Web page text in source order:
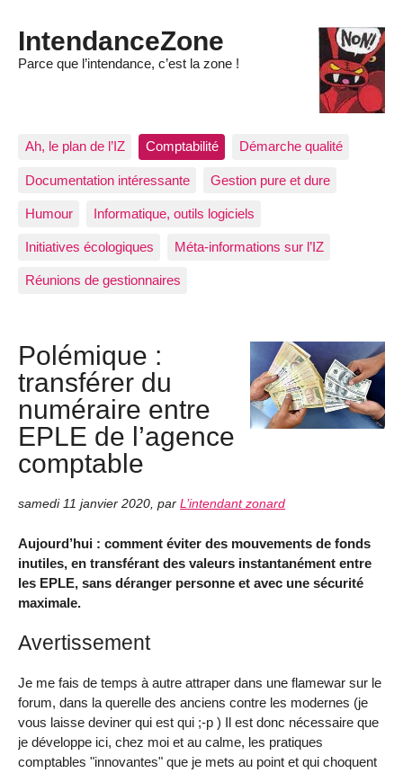
IntendanceZone
Parce que l’intendance, c’est la zone !
Ah, le plan de l’IZ Comptabilité Démarche qualité
Documentation intéressante Gestion pure et dure
Humour Informatique, outils logiciels
Initiatives écologiques Méta-informations sur l’IZ
Réunions de gestionnaires
Polémique :
transférer du
numéraire entre
EPLE de l’agence
comptable
samedi 11 janvier 2020 par L’intendant zonard
Aujourd’hui : comment éviter des mouvements de fonds
inutiles, en transférant des valeurs instantanément entre
les EPLE, sans déranger personne et avec une sécurité
maximale.
Avertissement
Je me fais de temps à autre attraper dans une flamewar sur le
forum, dans la querelle des anciens contre les modernes (je
vous laisse deviner qui est qui ;-p ) Il est donc nécessaire que
je développe ici, chez moi et au calme, les pratiques
comptables "innovantes" que je mets au point et qui choquent